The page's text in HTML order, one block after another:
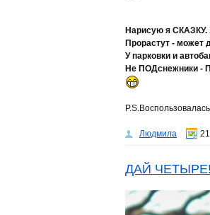
Нарисую я СКАЗКУ.
Прорастут - может
У парковки и
Не ПОДснежники -
Людмила
ДАЙ